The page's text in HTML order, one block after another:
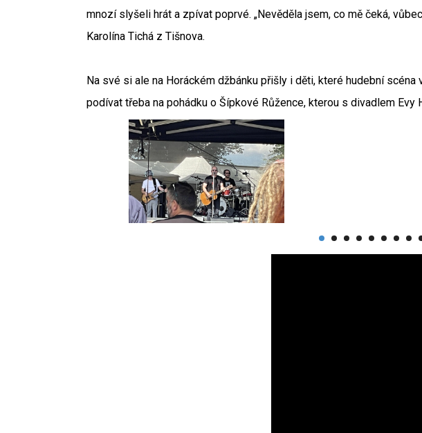
mnozí slyšeli hrát a zpívat poprvé. „Nevěděla jsem, co mě čeká,
Karolína Tichá z Tišnova.
Na své si ale na Horáckém džbánku přišly i děti, které hudební
podívat třeba na pohádku o Šípkové Růžence, kterou s divadlem